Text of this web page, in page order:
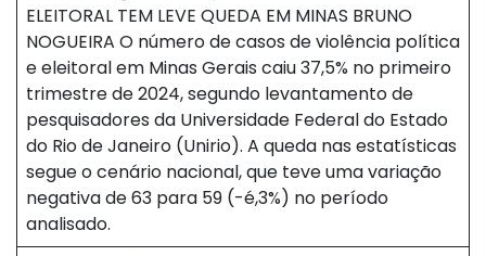
ELEITORAL TEM LEVE QUEDA EM MINAS BRUNO
NOGUEIRA O número de casos de violência política
e eleitoral em Minas Gerais caiu 37,5% no primeiro
trimestre de 2024, segundo levantamento de
pesquisadores da Universidade Federal do Estado
do Rio de Janeiro (Unirio). A queda nas estatísticas
segue o cenário nacional, que teve uma variação
negativa de 63 para 59 (-é,3%) no período
analisado.